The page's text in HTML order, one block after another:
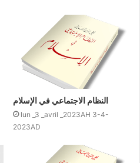
السلطان. ولما كانت
مجموعة من المفاهيم
المجموعة من المفاهيم
أساساً، والسلطة إنما ترعى
مصالحهم بحسب هذه
من الأفكار وليس فكرة
أوجـدت بمجـمـوعـهـا النظرة
إلى المصالح وقام السلطان
والمقاييس
النظام الاجتماعي في الإسلام
lun _3 _avril _2023AH 3-4-
2023AD